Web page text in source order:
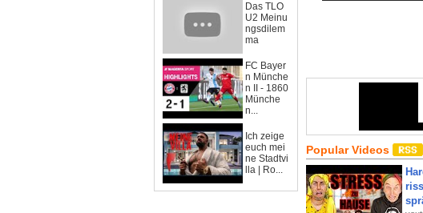
Das TLO
U2 Meinu
ngsdilem
ma
FC Bayer
n Münche
n II - 1860
Münche
n...
Ich zeige
euch mei
ne Stadtvi
lla | Ro...
Popular Videos